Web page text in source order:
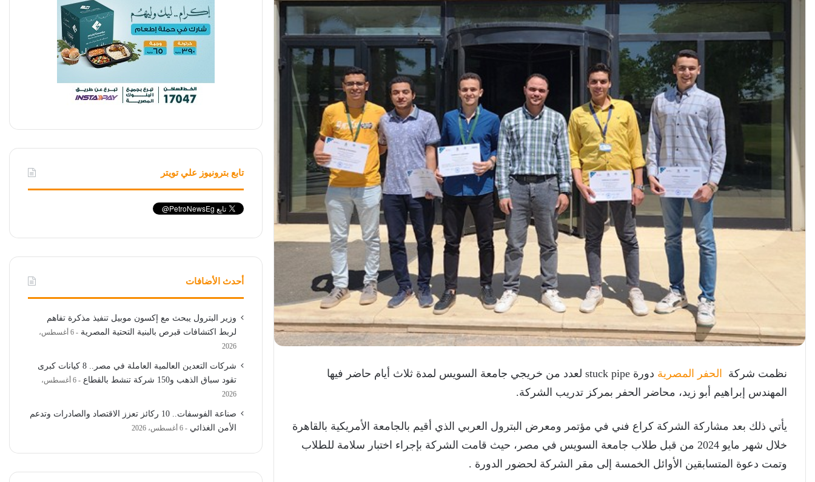
نظمت شركة الحفر المصرية
دورة stuck pipe لعدد من خريجي جامعة السويس لمدة ثلاث أيام حاضر فيها
المهندس إبراهيم أبو زيد، محاضر الحفر بمركز تدريب الشركة.
يأتي ذلك بعد مشاركة الشركة كراع فني في مؤتمر ومعرض البترول العربي الذي أقيم بالجامعة الأمريكية بالقاهرة
خلال شهر مايو 2024 من قبل طلاب جامعة السويس في مصر، حيث قامت الشركة بإجراء اختبار سلامة للطلاب
وتمت دعوة المتسابقين الأوائل الخمسة إلى مقر الشركة لحضور الدورة .
تابع بترونيوز علي تويتر
أحدث الأضافات
وزير البترول يبحث مع إكسون موبيل تنفيذ مذكرة تفاهم
لربط اكتشافات قبرص بالبنية التحتية المصرية
6 أغسطس،
2026
شركات التعدين العالمية العاملة في مصر.. 8 كيانات كبرى
تقود سباق الذهب و150 شركة تنشط بالقطاع
6 أغسطس،
2026
صناعة الفوسفات.. 10 ركائز تعزز الاقتصاد والصادرات وتدعم
الأمن الغذائي
6 أغسطس، 2026